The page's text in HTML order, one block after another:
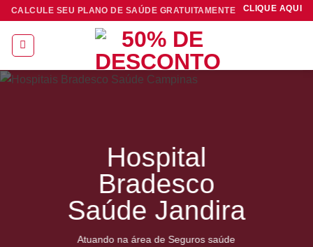
Skip
content
CALCULE SEU PLANO DE SAÚDE GRATUITAMENTE CLIQUE AQUI
Hospital
Bradesco
Saúde Jandira
Atuando na área de Seguros saúde